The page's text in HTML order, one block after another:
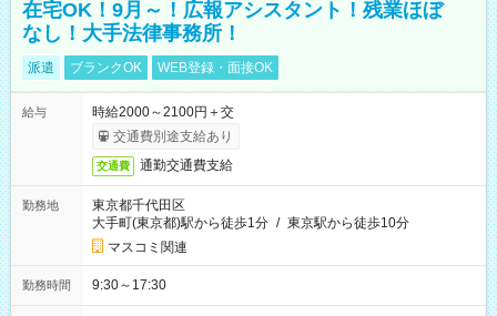
在宅OK！9月～！広報アシスタント！残業ほぼ
なし！大手法律事務所！
派遣 ブランクOK WEB登録・面接OK
給与
時給2000～2100円＋交
交通費別途支給あり
交通費 通勤交通費支給
勤務地
東京都千代田区
大手町(東京都)駅から徒歩1分 / 東京駅から徒歩10分
マスコミ関連
勤務時間 9:30～17:30